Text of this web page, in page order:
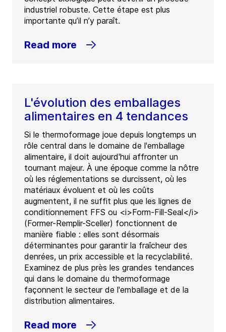
industriel robuste. Cette étape est plus
importante qu’il n’y paraît.
Read more
L'évolution des emballages
alimentaires en 4 tendances
Si le thermoformage joue depuis longtemps un
rôle central dans le domaine de l'emballage
alimentaire, il doit aujourd'hui affronter un
tournant majeur. À une époque comme la nôtre
où les réglementations se durcissent, où les
matériaux évoluent et où les coûts
augmentent, il ne suffit plus que les lignes de
conditionnement FFS ou <i>Form-Fill-Seal</i>
(Former-Remplir-Sceller) fonctionnent de
manière fiable : elles sont désormais
déterminantes pour garantir la fraîcheur des
denrées, un prix accessible et la recyclabilité.
Examinez de plus près les grandes tendances
qui dans le domaine du thermoformage
façonnent le secteur de l'emballage et de la
distribution alimentaires.
Read more